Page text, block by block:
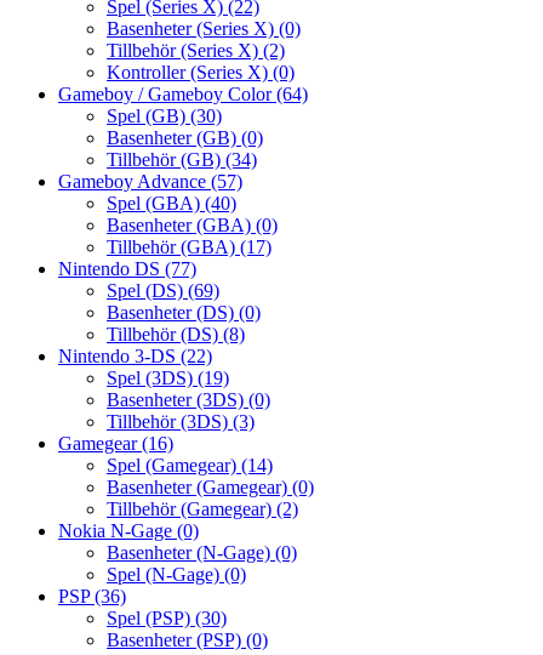
Spel (Series X) (22)
Basenheter (Series X) (0)
Tillbehör (Series X) (2)
Kontroller (Series X) (0)
Gameboy / Gameboy Color(64)
Spel (GB) (30)
Basenheter (GB) (0)
Tillbehör (GB) (34)
Gameboy Advance (57)
Spel (GBA) (40)
Basenheter (GBA) (0)
Tillbehör (GBA) (17)
Nintendo DS (77)
Spel (DS) (69)
Basenheter (DS) (0)
Tillbehör (DS) (8)
Nintendo 3-DS (22)
Spel (3DS) (19)
Basenheter (3DS) (0)
Tillbehör (3DS) (3)
Gamegear(16)
Spel (Gamegear) (14)
Basenheter (Gamegear) (0)
Tillbehör (Gamegear) (2)
Nokia N-Gage (0)
Basenheter (N-Gage) (0)
Spel (N-Gage) (0)
PSP(36)
Spel (PSP) (30)
Basenheter (PSP) (0)